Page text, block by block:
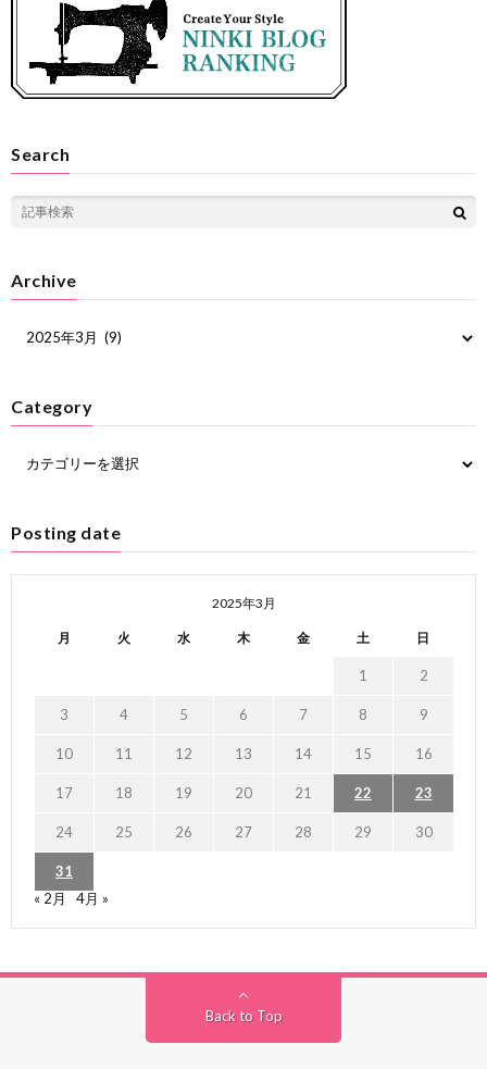
Search
Archive
Category
Posting date
2025年3月
月 火 水 木 金 土 日
1 2
3 4 5 6 7 8 9
10 11 12 13 14 15 16
17 18 19 20 21 22 23
24 25 26 27 28 29 30
31
« 2月
4月 »
Back to Top